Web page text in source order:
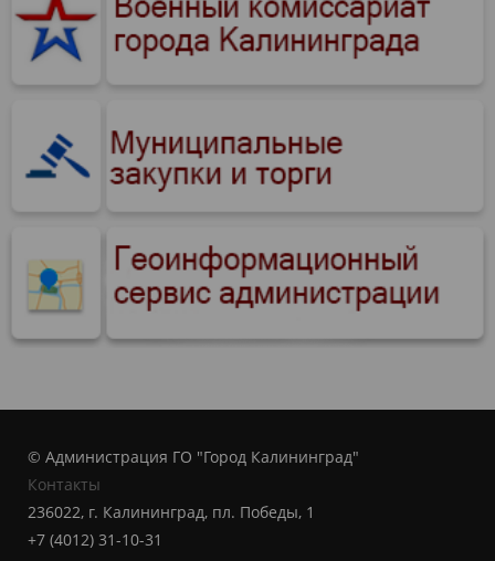
© Администрация ГО "Город Калининград"
Контакты
236022, г. Калининград, пл. Победы, 1
+7 (4012) 31-10-31